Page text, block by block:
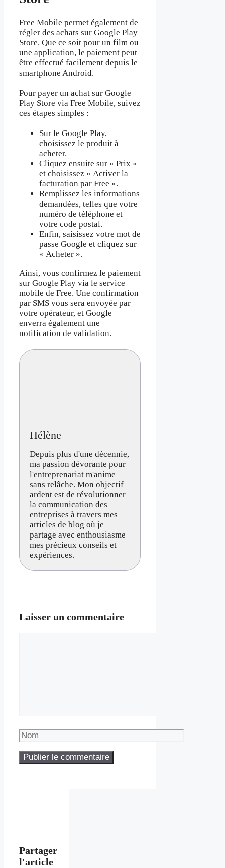
Free Mobile permet également de
régler des achats sur Google Play
Store. Que ce soit pour un film ou
une application, le paiement peut
être effectué facilement depuis le
smartphone Android.
Pour payer un achat sur Google
Play Store via Free Mobile, suivez
ces étapes simples :
Sur le Google Play,
choisissez le produit à
acheter.
Cliquez ensuite sur « Prix »
et choisissez « Activer la
facturation par Free ».
Remplissez les informations
demandées, telles que votre
numéro de téléphone et
votre code postal.
Enfin, saisissez votre mot de
passe Google et cliquez sur
« Acheter ».
Ainsi, vous confirmez le paiement
sur Google Play via le service
mobile de Free. Une confirmation
par SMS vous sera envoyée par
votre opérateur, et Google
enverra également une
notification de validation.
Hélène
Depuis plus d'une décennie,
ma passion dévorante pour
l'entreprenariat m'anime
sans relâche. Mon objectif
ardent est de révolutionner
la communication des
entreprises à travers mes
articles de blog où je
partage avec enthousiasme
mes précieux conseils et
expériences.
Laisser un commentaire
Nom
Partager
l'article